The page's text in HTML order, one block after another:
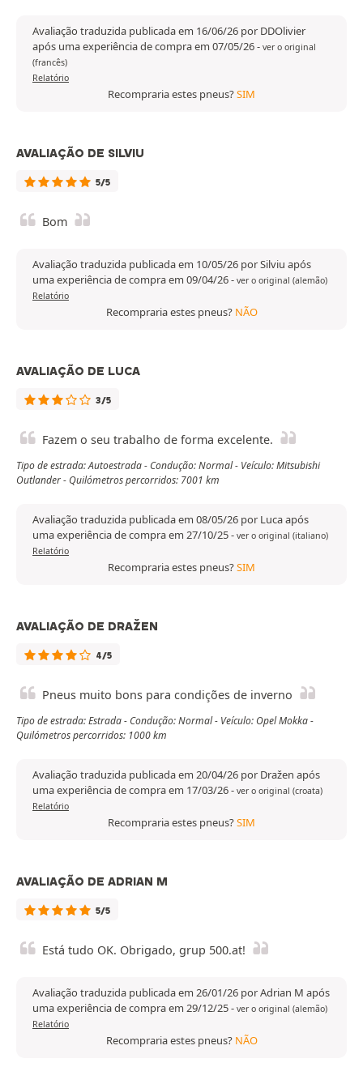
Avaliação traduzida publicada em 16/06/26 por DDOlivier
após uma experiência de compra em 07/05/26- ver o original
(francês)
Relatório
Recompraria estes pneus?SIM
AVALIAÇÃO DE SILVIU
5/5
Bom
Avaliação traduzida publicada em 10/05/26 por Silviu após
uma experiência de compra em 09/04/26- ver o original (alemão)
Relatório
Recompraria estes pneus? NÃO
AVALIAÇÃO DE LUCA
3/5
Fazem o seu trabalho de forma excelente.
Tipo de estrada: Autoestrada - Condução: Normal - Veículo: Mitsubishi
Outlander - Quilómetros percorridos: 7001 km
Avaliação traduzida publicada em 08/05/26 por Luca após
uma experiência de compra em 27/10/25- ver o original (italiano)
Relatório
Recompraria estes pneus?SIM
AVALIAÇÃO DE DRAŽEN
4/5
Pneus muito bons para condições de inverno
Tipo de estrada: Estrada - Condução: Normal - Veículo: Opel Mokka -
Quilómetros percorridos: 1000 km
Avaliação traduzida publicada em 20/04/26 por Dražen após
uma experiência de compra em 17/03/26- ver o original (croata)
Relatório
Recompraria estes pneus?SIM
AVALIAÇÃO DE ADRIAN M
5/5
Está tudo OK. Obrigado, grup 500.at!
Avaliação traduzida publicada em 26/01/26 por Adrian M após
uma experiência de compra em 29/12/25- ver o original (alemão)
Relatório
Recompraria estes pneus? NÃO